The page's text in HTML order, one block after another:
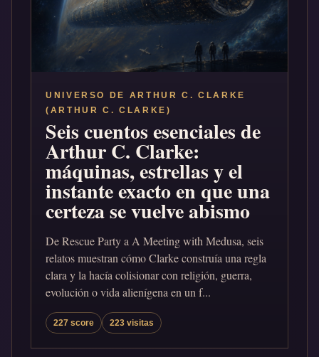
UNIVERSO DE ARTHUR C. CLARKE
(ARTHUR C. CLARKE)
Seis cuentos esenciales de
Arthur C. Clarke:
máquinas, estrellas y el
instante exacto en que una
certeza se vuelve abismo
De Rescue Party a A Meeting with Medusa, seis
relatos muestran cómo Clarke construía una regla
clara y la hacía colisionar con religión, guerra,
evolución o vida alienígena en un f...
227 score 223 visitas